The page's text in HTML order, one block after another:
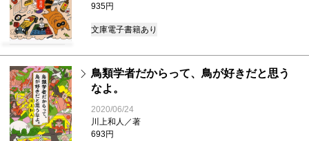
935円
文庫電子書籍あり
鳥類学者だからって、鳥が好きだと思う
なよ。
2020/06/24
川上和人／著
693円